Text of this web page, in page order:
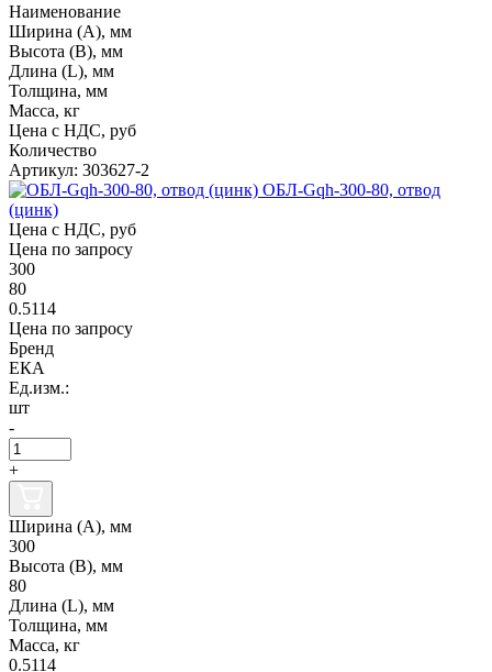
Наименование
Ширина (А), мм
Высота (В), мм
Длина (L), мм
Толщина, мм
Масса, кг
Цена с НДС, руб
Количество
Артикул: 303627-2
ОБЛ-Gqh-300-80, отвод
(цинк)
Цена с НДС, руб
Цена по запросу
300
80
0.5114
Цена по запросу
Бренд
ЕКА
Ед.изм.:
шт
-
+
Ширина (А), мм
300
Высота (В), мм
80
Длина (L), мм
Толщина, мм
Масса, кг
0.5114